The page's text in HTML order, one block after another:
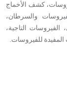
كشف الأخماج
والسرطان،
الفيروسات التاجية،
للفيروسات.